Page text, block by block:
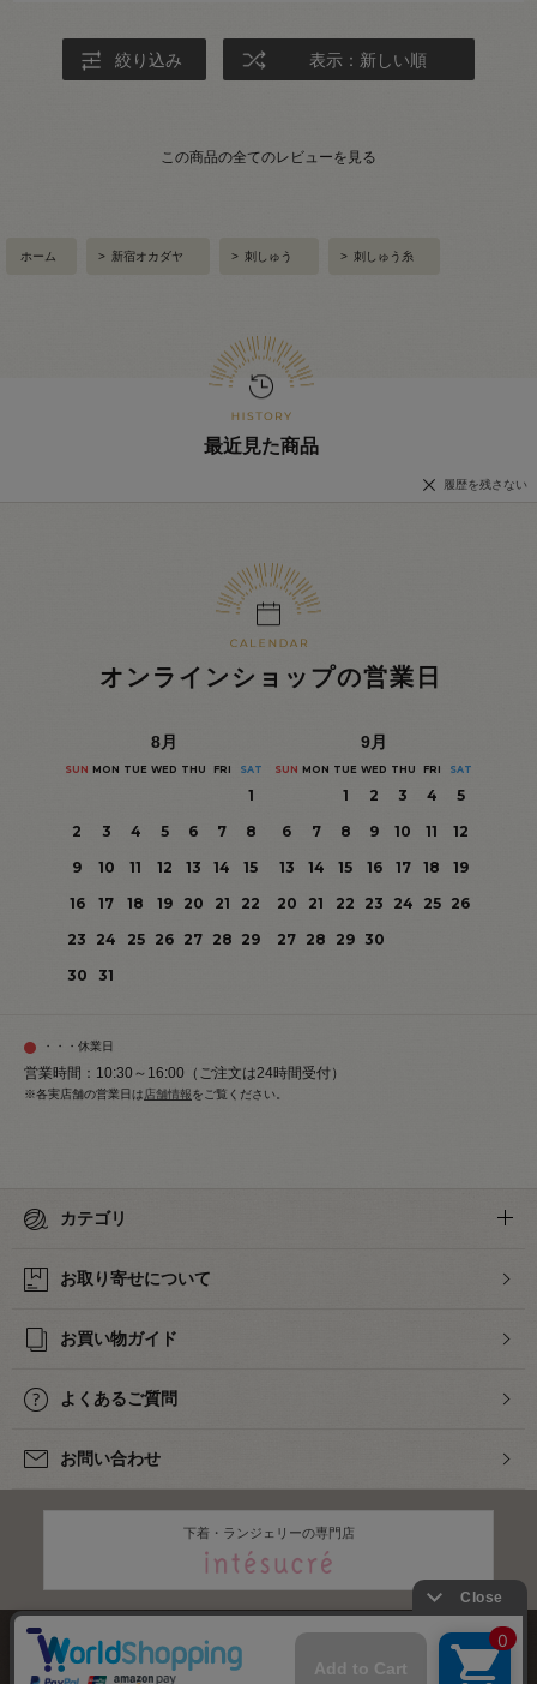
絞り込み 表示：新しい順
この商品の全てのレビューを見る
ホーム > 新宿オカダヤ > 刺しゅう > 刺しゅう糸
最近見た商品
履歴を残さない
オンラインショップの営業日
8月
SUN MON TUE WED THU FRI SAT
1
2
3 4 5 6 7
8
9
10 11 12 13 14
15
16
17 18 19 20 21
22
23
24 25 26 27 28 29
30
31
9月
SUN MON TUE WED THU FRI SAT
1 2 3 4
5
6
7 8 9 10 11
12
13
14 15 16 17 18
19
20
21 22 23 24 25
26
27 28 29 30
・・・休業日
営業時間：10:30～16:00（ご注文は24時間受付）
※各実店舗の営業日は店舗情報をご覧ください。
カテゴリ
お取り寄せについて
お買い物ガイド
よくあるご質問
お問い合わせ
下着・ランジェリーの専門店
株式会社オカダヤ